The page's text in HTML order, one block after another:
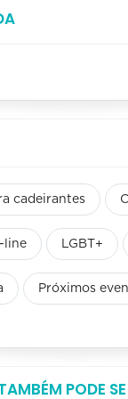
cadeirantes
line LGBT+
Próximos
PODE